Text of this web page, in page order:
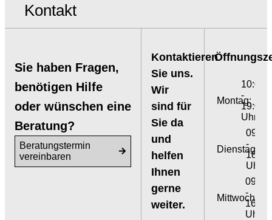
Kontakt
Sie haben Fragen,
benötigen Hilfe
oder wünschen eine
Beratung?
Beratungstermin
vereinbaren
Kontaktieren
Sie uns.
Wir
sind für
Sie da
und
helfen
Ihnen
gerne
weiter.
Montag:
10:00
-
19:00
Uhr
Dienstag:
09:00
-
18:00
Uhr
Mittwoch:
09:00
-
16:00
Uhr